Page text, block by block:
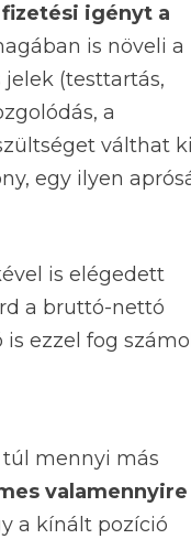
igényt a
is növeli a
(testtartás,
a
válthat ki
egy ilyen
is elégedett
a bruttó-nettó
ezzel fog
mennyi más
valamennyire
a kínált pozíció